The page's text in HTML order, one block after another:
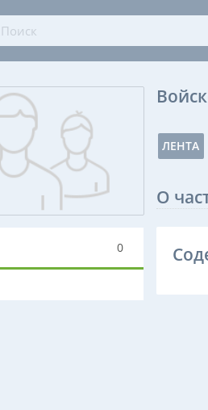
0
ЛЕНТА
О